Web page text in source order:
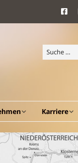
Ziele
Karriere
Benefits